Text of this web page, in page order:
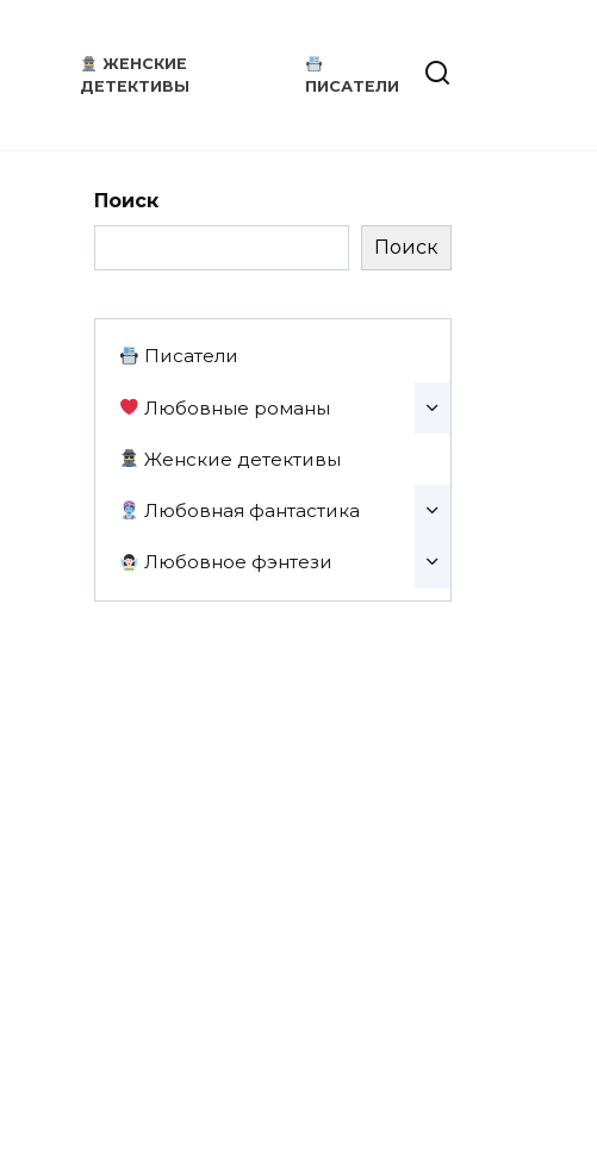
ЖЕНСКИЕ
ДЕТЕКТИВЫ
ПИСАТЕЛИ
Поиск
Поиск
Писатели
Любовные романы
Женские детективы
Любовная фантастика
Любовное фэнтези